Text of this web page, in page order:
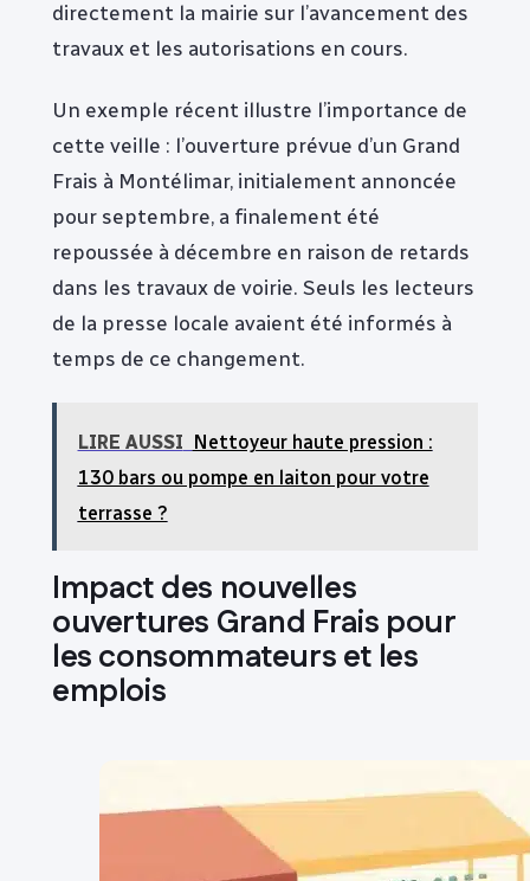
directement la mairie sur l’avancement des
travaux et les autorisations en cours.
Un exemple récent illustre l’importance de
cette veille : l’ouverture prévue d’un Grand
Frais à Montélimar, initialement annoncée
pour septembre, a finalement été
repoussée à décembre en raison de retards
dans les travaux de voirie. Seuls les lecteurs
de la presse locale avaient été informés à
temps de ce changement.
LIRE AUSSI Nettoyeur haute pression :
130 bars ou pompe en laiton pour votre
terrasse ?
Impact des nouvelles
ouvertures Grand Frais pour
les consommateurs et les
emplois